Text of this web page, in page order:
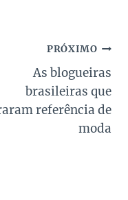
PRÓXIMO
As blogueiras
brasileiras que
referência de
moda